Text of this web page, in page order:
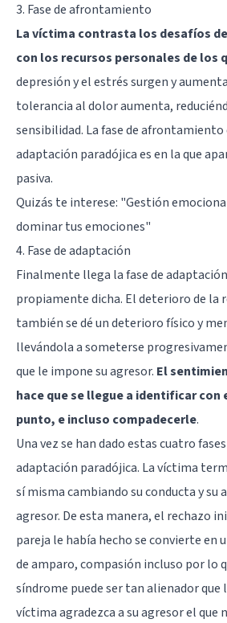
3. Fase de afrontamiento
La víctima contrasta los desafíos
con los recursos personales de los
depresión y el estrés surgen y
tolerancia al dolor aumenta,
sensibilidad. La fase de afrontamiento
adaptación paradójica es en la que
pasiva.
Quizás te interese: "Gestión
dominar tus emociones"
4. Fase de adaptación
Finalmente llega la fase de
propiamente dicha. El deterioro de la
también se dé un deterioro físico y
llevándola a someterse
que le impone su agresor. El
hace que se llegue a identificar con
punto, e incluso compadecerle.
Una vez se han dado estas cuatro
adaptación paradójica. La víctima
sí misma cambiando su conducta y su
agresor. De esta manera, el rechazo
pareja le había hecho se convierte en
de amparo, compasión incluso por lo
síndrome puede ser tan alienador que
víctima agradezca a su agresor el que